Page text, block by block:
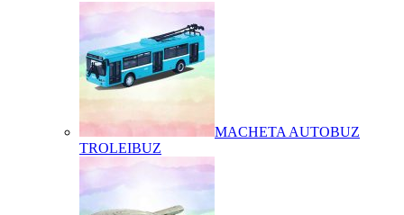
MACHETA AUTOBUZ
TROLEIBUZ